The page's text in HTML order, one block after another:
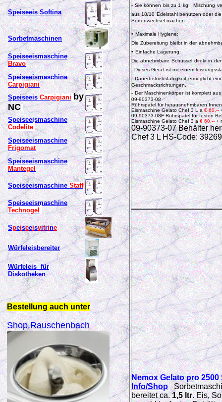
Speiseeis Softina
Sorbetmaschinen
Speiseeismaschine
Bravo
Speiseeismaschine
Carpigiani
SpeiseeisCarpigiani by
NC
Speiseeismaschine
Codelite
Speiseeismaschine
Frigomat
Speiseeismaschine
Mantegel
SpeiseeismaschineStaff
Speiseeismaschine
Technogel
Speiseeisvitrine
Würfeleisbereiter
Würfeleis für
Diskotheken
Bestellung auch unter
Shop.Rauschenbach
- Sie können bis zu 1 kg Mischung
aus 18/10 Edelstahl benutzen oder
Sortenwechsel machen
• Maximale Hygiene:
Die Zubereitung bleibt in der
• Einfache Lagerung:
Die abnehmbare Schüssel direkt in
- Dieses Gerät ist mit einem
- Dauerbetriebsfähigkeit ermöglicht
Geschmacksrichtungen.
- Der Maschinenkörper ist komplett aus
09-90373-08
Rührspatel für herausnehmbaren
Eismaschine Gelato Chef 3 L a€ 60,--
09-90373-08F Rührspatel für festen
Eismaschine Gelato Chef 3a€ 60,--+
09-90373-07 Behälter
Chef 3 L HS-Code:
NemoxGelato pro 2500
Info/Shop
bereitet ca.1,5 ltr. Eis,